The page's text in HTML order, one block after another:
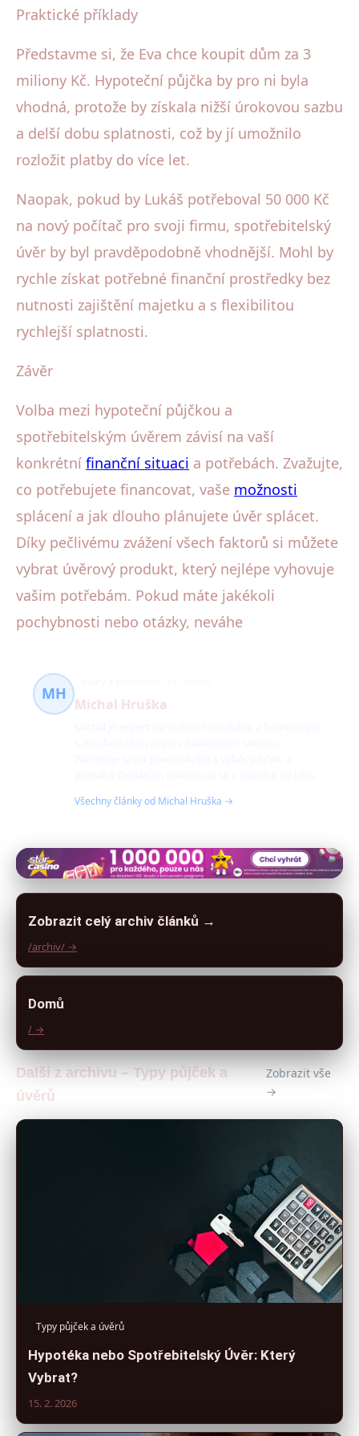
Praktické příklady
Představme si, že Eva chce koupit dům za 3
miliony Kč. Hypoteční půjčka by pro ni byla
vhodná, protože by získala nižší úrokovou sazbu
a delší dobu splatnosti, což by jí umožnilo
rozložit platby do více let.
Naopak, pokud by Lukáš potřeboval 50 000 Kč
na nový počítač pro svoji firmu, spotřebitelský
úvěr by byl pravděpodobně vhodnější. Mohl by
rychle získat potřebné finanční prostředky bez
nutnosti zajištění majetku a s flexibilitou
rychlejší splatnosti.
Závěr
Volba mezi hypoteční půjčkou a
spotřebitelským úvěrem závisí na vaší
konkrétní finanční situaci a potřebách. Zvažujte,
co potřebujete financovat, vaše možnosti
splácení a jak dlouho plánujete úvěr splácet.
Díky pečlivému zvážení všech faktorů si můžete
vybrat úvěrový produkt, který nejlépe vyhovuje
vašim potřebám. Pokud máte jakékoli
pochybnosti nebo otázky, neváhe
MH
Michal Hruška
Všechny články od Michal Hruška →
Zobrazit celý archiv článků →
/archiv/ →
Domů
/ →
Další z archivu – Typy půjček a
úvěrů
Zobrazit vše
→
Typy půjček a úvěrů
Hypotéka nebo Spotřebitelský Úvěr: Který
Vybrat?
15. 2. 2026